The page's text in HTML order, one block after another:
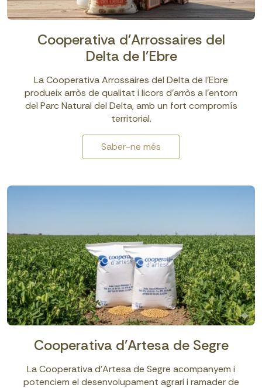
Cooperativa d'Arrossaires del
Delta de l'Ebre
La Cooperativa Arrossaires del Delta de l’Ebre
produeix arròs de qualitat i licors d’arròs a l’entorn
del Parc Natural del Delta, amb un fort compromís
territorial.
Saber-ne més
Cooperativa d'Artesa de Segre
La Cooperativa d'Artesa de Segre acompanyem i
potenciem el desenvolupament agrari i ramader de